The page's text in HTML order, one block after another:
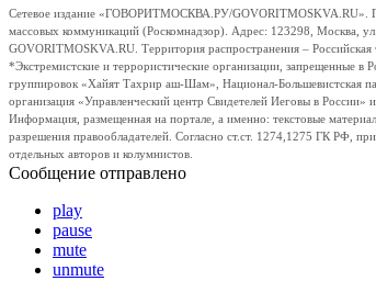
Сетевое издание «ГОВОРИТМОСКВА.РУ/GOVORITMOSKVA.RU».
массовых коммуникаций (Роскомнадзор). Адрес: 123298, Москва,
GOVORITMOSKVA.RU. Территория распространения –
*Экстремистские и террористические организации,
группировок «Хайят Тахрир аш-Шам», Национал-Большевистская
организация «Управленческий центр Свидетелей Иеговы в России»
Информация, размещенная на портале, а именно: текстовые
разрешения правообладателей. Согласно ст.ст. 1274,1275 ГК РФ,
отдельных авторов и колумнистов.
Сообщение отправлено
play
pause
mute
unmute